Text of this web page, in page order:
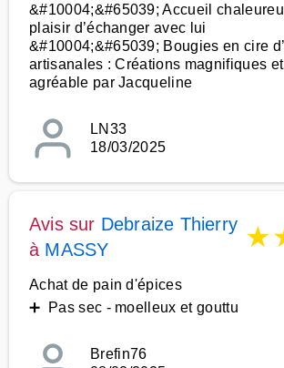
&#10004;&#65039; Accueil
plaisir d’échanger avec lui
&#10004;&#65039; Bougies en cire
artisanales : Créations magnifiques
agréable par Jacqueline
LN33
18/03/2025
Avis sur Debraize Thierry
à MASSY ★
Achat de pain d'épices
➕ Pas sec - moelleux et gouttu
Brefin76